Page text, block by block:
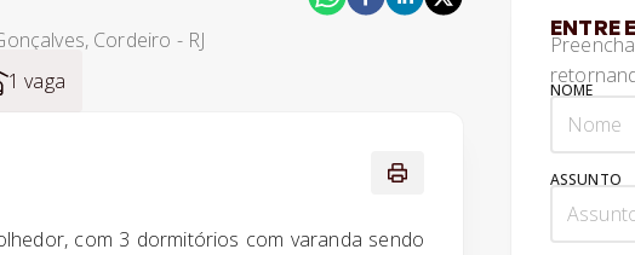
Cordeiro - RJ
1 vaga
com 3 dormitórios com varanda sendo
ENTRE
NOME
ASSUNTO